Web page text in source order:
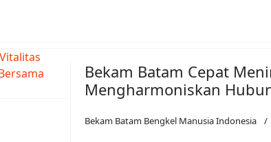
Bekam Batam Cepat
Mengharmoniskan
Bekam Batam Bengkel Manusia Indonesia